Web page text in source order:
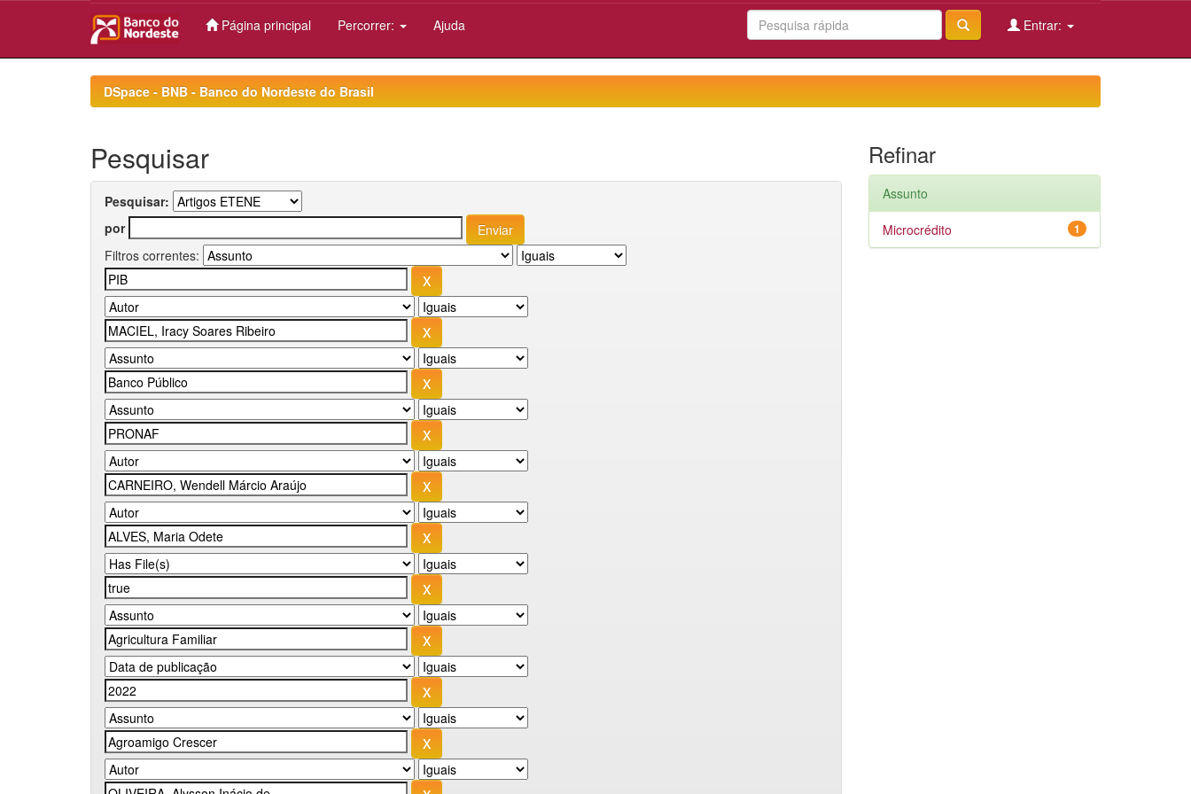
Página principal Percorrer: Ajuda Entrar:
DSpace - BNB - Banco do Nordeste do Brasil
Pesquisar
Pesquisar:
por
Filtros correntes:
Refinar
Assunto
1
Microcrédito